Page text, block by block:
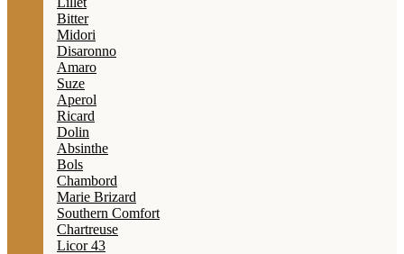
Bitter
Midori
Disaronno
Amaro
Suze
Aperol
Ricard
Dolin
Absinthe
Bols
Chambord
Marie Brizard
Southern Comfort
Chartreuse
Licor 43